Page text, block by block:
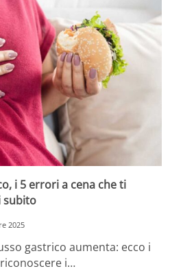
i 5 errori a cena che ti
subito
2025
gastrico aumenta: ecco i
i…